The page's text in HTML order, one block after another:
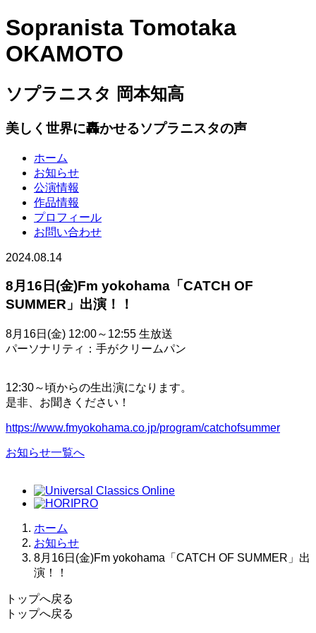
Sopranista Tomotaka
OKAMOTO
ソプラニスタ 岡本知高
美しく世界に轟かせるソプラニスタの声
ホーム
お知らせ
公演情報
作品情報
プロフィール
お問い合わせ
2024.08.14
8月16日(金)Fm yokohama「CATCH OF
SUMMER」出演！！
8月16日(金) 12:00～12:55 生放送
パーソナリティ：手がクリームパン
12:30～頃からの生出演になります。
是非、お聞きください！
https://www.fmyokohama.co.jp/program/catchofsummer
お知らせ一覧へ
ホーム
お知らせ
8月16日(金)Fm yokohama「CATCH OF SUMMER」出
演！！
トップへ戻る
トップへ戻る